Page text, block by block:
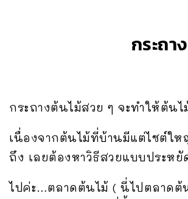
กระถ
กระถางต้นไม้สวย ๆ จะทำให้ต้นไ
เนื่องจากต้นไม้ที่บ้านมีแต่ไซต์ให
ถึง เลยต้องหาวิธีสวยแบบประหยั
ไปค่ะ…ตลาดต้นไม้ ( นี่ไปตลาดต้